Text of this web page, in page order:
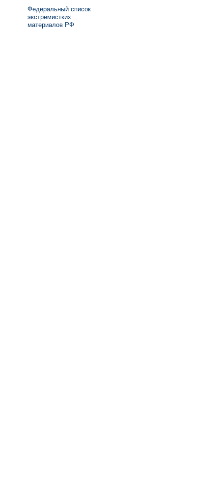
Федеральный список
экстремистких
материалов РФ